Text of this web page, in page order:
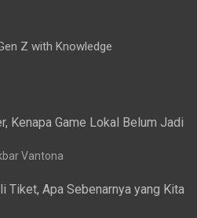
Z with Knowledge
Kenapa Game Lokal Belum Jadi
Vantona
Tiket, Apa Sebenarnya yang Kita